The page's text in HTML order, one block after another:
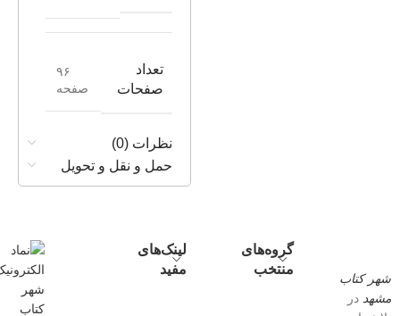
تعداد
صفحات
۹۶
صفحه
نظرات (0)
حمل و نقل و تحویل
شهر کتاب
مشهد در
گروه‌های
منتخب
لینک‌های
مفید